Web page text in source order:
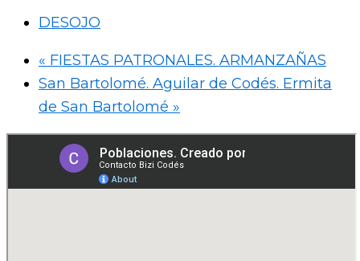
DESOJO
« FIESTAS PATRONALES. ARMANZAÑAS
San Bartolomé. Aguilar de Codés. Ermita
de San Bartolomé »